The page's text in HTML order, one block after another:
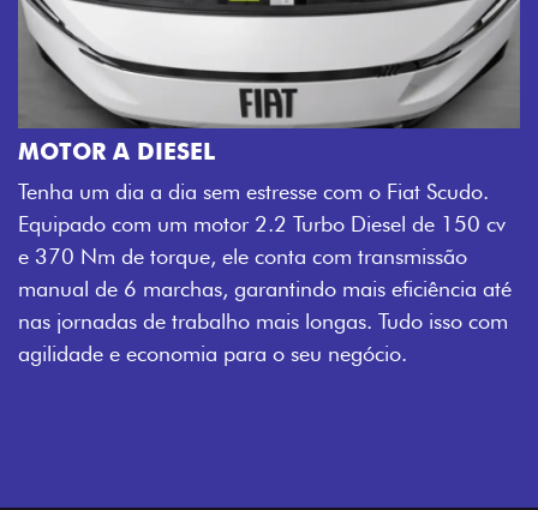
MOTOR A DIESEL
Tenha um dia a dia sem estresse com o Fiat Scudo.
Equipado com um motor 2.2 Turbo Diesel de 150 cv
e 370 Nm de torque, ele conta com transmissão
manual de 6 marchas, garantindo mais eficiência até
nas jornadas de trabalho mais longas. Tudo isso com
agilidade e economia para o seu negócio.